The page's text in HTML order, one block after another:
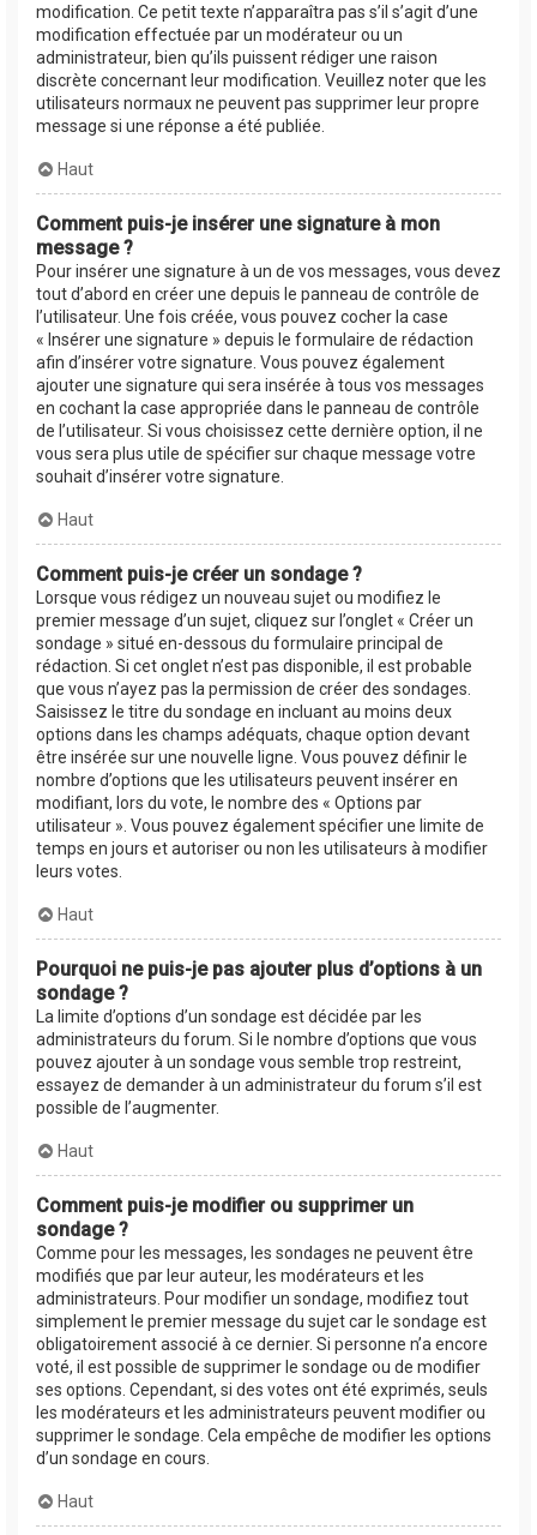
modification. Ce petit texte n’apparaîtra pas s’il s’agit d’une
modification effectuée par un modérateur ou un
administrateur, bien qu’ils puissent rédiger une raison
discrète concernant leur modification. Veuillez noter que les
utilisateurs normaux ne peuvent pas supprimer leur propre
message si une réponse a été publiée.
Haut
Comment puis-je insérer une signature à mon
message ?
Pour insérer une signature à un de vos messages, vous devez
tout d’abord en créer une depuis le panneau de contrôle de
l’utilisateur. Une fois créée, vous pouvez cocher la case
« Insérer une signature » depuis le formulaire de rédaction
afin d’insérer votre signature. Vous pouvez également
ajouter une signature qui sera insérée à tous vos messages
en cochant la case appropriée dans le panneau de contrôle
de l’utilisateur. Si vous choisissez cette dernière option, il ne
vous sera plus utile de spécifier sur chaque message votre
souhait d’insérer votre signature.
Haut
Comment puis-je créer un sondage ?
Lorsque vous rédigez un nouveau sujet ou modifiez le
premier message d’un sujet, cliquez sur l’onglet « Créer un
sondage » situé en-dessous du formulaire principal de
rédaction. Si cet onglet n’est pas disponible, il est probable
que vous n’ayez pas la permission de créer des sondages.
Saisissez le titre du sondage en incluant au moins deux
options dans les champs adéquats, chaque option devant
être insérée sur une nouvelle ligne. Vous pouvez définir le
nombre d’options que les utilisateurs peuvent insérer en
modifiant, lors du vote, le nombre des « Options par
utilisateur ». Vous pouvez également spécifier une limite de
temps en jours et autoriser ou non les utilisateurs à modifier
leurs votes.
Haut
Pourquoi ne puis-je pas ajouter plus d’options à un
sondage ?
La limite d’options d’un sondage est décidée par les
administrateurs du forum. Si le nombre d’options que vous
pouvez ajouter à un sondage vous semble trop restreint,
essayez de demander à un administrateur du forum s’il est
possible de l’augmenter.
Haut
Comment puis-je modifier ou supprimer un
sondage ?
Comme pour les messages, les sondages ne peuvent être
modifiés que par leur auteur, les modérateurs et les
administrateurs. Pour modifier un sondage, modifiez tout
simplement le premier message du sujet car le sondage est
obligatoirement associé à ce dernier. Si personne n’a encore
voté, il est possible de supprimer le sondage ou de modifier
ses options. Cependant, si des votes ont été exprimés, seuls
les modérateurs et les administrateurs peuvent modifier ou
supprimer le sondage. Cela empêche de modifier les options
d’un sondage en cours.
Haut